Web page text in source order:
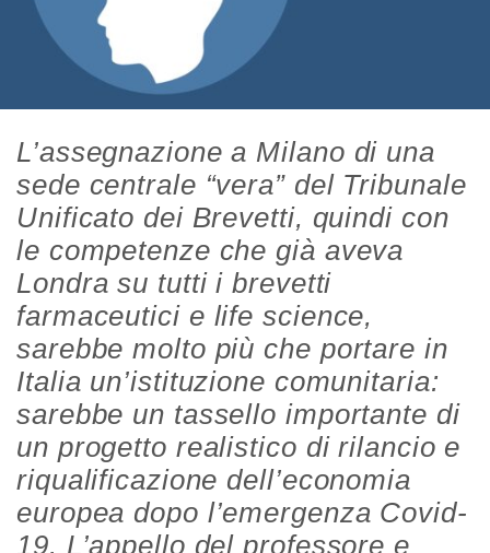
L’assegnazione a Milano di una
sede centrale “vera” del Tribunale
Unificato dei Brevetti, quindi con
le competenze che già aveva
Londra su tutti i brevetti
farmaceutici e life science,
sarebbe molto più che portare in
Italia un’istituzione comunitaria:
sarebbe un tassello importante di
un progetto realistico di rilancio e
riqualificazione dell’economia
europea dopo l’emergenza Covid-
19. L’appello del professore e